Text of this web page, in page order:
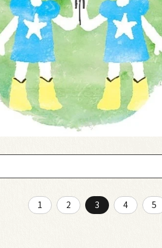
1 2 3 4 5